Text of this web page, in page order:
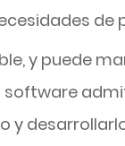
de
y puede
software
y